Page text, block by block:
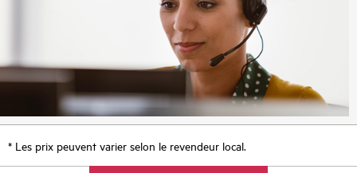
* Les prix peuvent varier selon le revendeur local.